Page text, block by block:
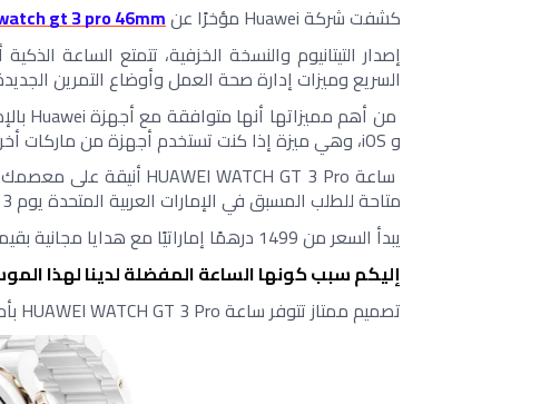
كشفت شركة Huawei مؤخرًا عن gt 3 pro 46mm
السريع وميزات إدارة صحة العمل وأوضاع التمرين
و iOS، وهي ميزة إذا كنت تستخدم أجهزة من ماركات أخرى.
متاحة للطلب المسبق في الإمارات العربية المتحدة يوم 13 مايو.
يبدأ السعر من 1499 درهمًا إماراتيًا مع هدايا مجانية بقيمة 475 درهمًا إماراتيًا.
إليكم سبب كونها الساعة المفضلة لدينا لهذا
تصميم ممتاز تتوفر ساعة HUAWEI WATCH GT 3 Pro بأحجام 46 مم و 43 مم.